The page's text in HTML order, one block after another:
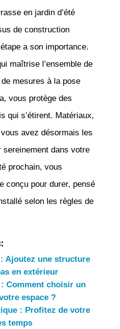
en jardin d’été
de construction
a son importance.
maîtrise l’ensemble de
mesures à la pose
vous protège des
qui s’étirent. Matériaux,
avez désormais les
sereinement dans votre
prochain, vous
conçu pour durer, pensé
selon les règles de
Ajoutez une structure
en extérieur
Comment choisir un
espace ?
: Profitez de votre
temps